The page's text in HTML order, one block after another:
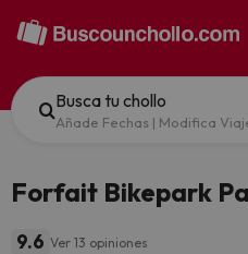
Busca tu chollo
Añade Fechas | Modifica
Forfait Bikepark
9.6 Ver 13 opiniones